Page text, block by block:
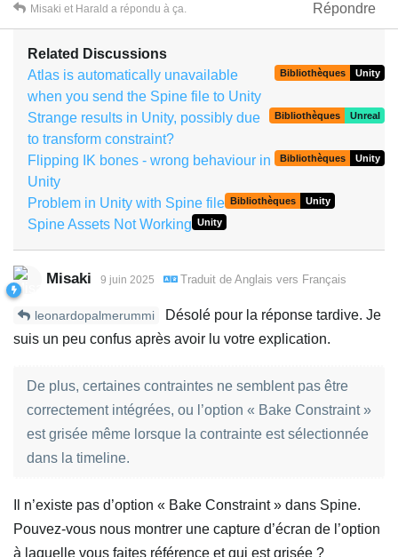
Répondre
Misaki et Harald a répondu à ça.
Related Discussions
Atlas is automatically unavailable
when you send the Spine file to Unity
Bibliothèques Unity
Strange results in Unity, possibly due
to transform constraint?
Bibliothèques Unreal
Flipping IK bones - wrong behaviour in
Unity
Bibliothèques Unity
Problem in Unity with Spine file Bibliothèques Unity
Spine Assets Not Working Unity
Misaki 9 juin 2025 Traduit de Anglais vers Français
leonardopalmerummi
Désolé pour la réponse tardive. Je
suis un peu confus après avoir lu votre explication.
De plus, certaines contraintes ne semblent pas être
correctement intégrées, ou l’option « Bake Constraint »
est grisée même lorsque la contrainte est sélectionnée
dans la timeline.
Il n’existe pas d’option « Bake Constraint » dans Spine.
Pouvez-vous nous montrer une capture d’écran de l’option
à laquelle vous faites référence et qui est grisée ?